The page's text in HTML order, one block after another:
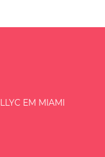
LLYC EM MIAMI